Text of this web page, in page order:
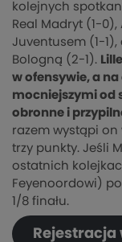
kolejnych
Real Madryt (1-
Juventusem (1-
Bologną (2-1).
w ofensywie, a
mocniejszymi od
obronne i
razem wystąpi
trzy punkty. Jeśli
ostatnich
Feyenoordowi)
1/8 finału.
Rejestracja